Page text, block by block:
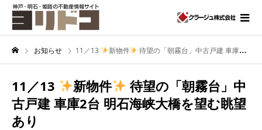
お知らせ 11／13 新物件 待望の「朝霧台」中古戸建 車庫2台 明石海峡大橋を望む眺望あり
11／13 新物件
待望の「朝霧台」中
古戸建 車庫2台 明石海峡大橋を望む眺望
あり